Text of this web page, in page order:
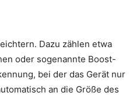
Dazu zählen etwa
oder sogenannte Boost-
bei der das Gerät nur
an die Größe des